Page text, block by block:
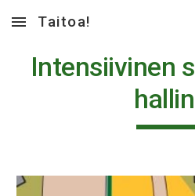
Skip to main content
Taitoa!
Intensiivinen